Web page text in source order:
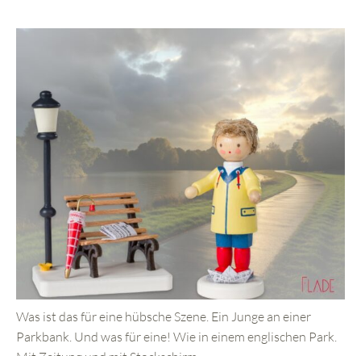
Was ist das für eine hübsche Szene. Ein Junge an einer
Parkbank. Und was für eine! Wie in einem englischen Park.